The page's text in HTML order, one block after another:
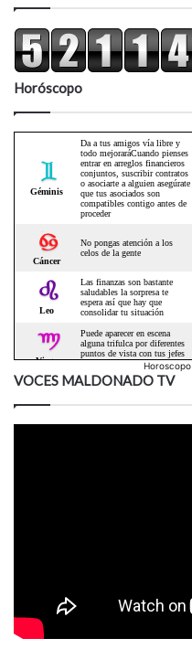
Horóscopo
Horoscopo
VOCES MALDONADO TV